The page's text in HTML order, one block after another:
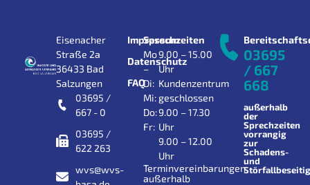
Eisenacher
Straße 2a
36433 Bad
Salzungen
03695 /
667 - 0
03695 /
622 263
wvs@wvs-
Impressum
Datenschutz
FAQ
Sprechzeiten
Mo
–
Di:
Mi:
Do:
Fr:
9.00 – 15.00
Uhr
Kundenzentrum
geschlossen
9.00 – 17.30
Uhr
9.00 – 12.00
Uhr
Terminvereinbarungen
außerhalb
03695
/ 667
668
außerhalb
der
Sprechzeiten
vorrangig
zur
Schadens-
und